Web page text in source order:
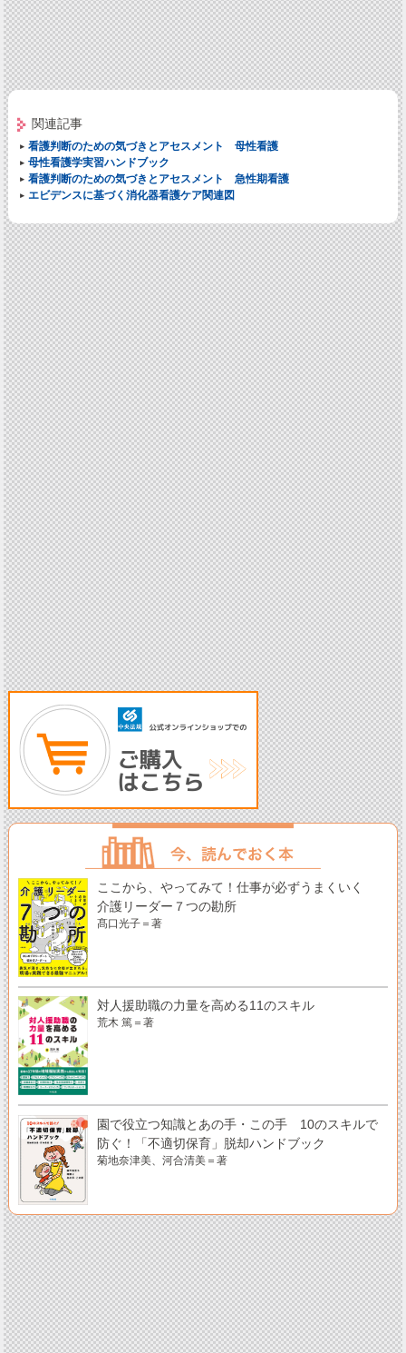
関連記事
看護判断のための気づきとアセスメント 母性看護
母性看護学実習ハンドブック
看護判断のための気づきとアセスメント 急性期看護
エビデンスに基づく消化器看護ケア関連図
ここから、やってみて！仕事が必ずうまくいく
介護リーダー７つの勘所
髙口光子＝著
対人援助職の力量を高める11のスキル
荒木 篤＝著
園で役立つ知識とあの手・この手 10のスキルで
防ぐ！「不適切保育」脱却ハンドブック
菊地奈津美、河合清美＝著